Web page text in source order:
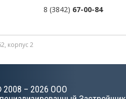
8 (3842) 67-00-84
корпус 2
2008 – 2026 ООО